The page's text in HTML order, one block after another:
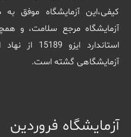
کیفی،این آزمایشگاه موفق به
آزمایشگاه مرجع سلامت، و
استاندارد
آزمایشگاهی گشته است.
آزمایشگاه فروردین